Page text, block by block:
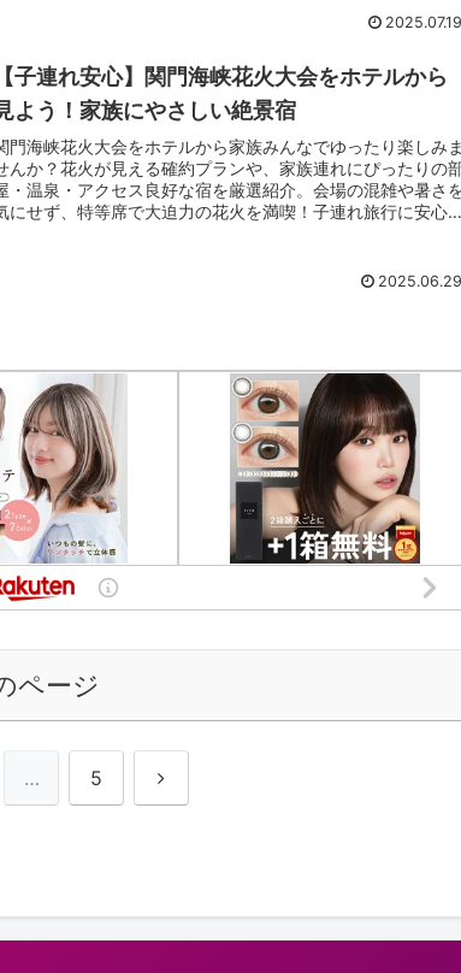
上がります、という印象です。#### 口コミリンク誘導文章
ックしてみてくださいね。◆◆「実際の口コミを見てみる＞
」バナー1◆◆### 「カニ食べ放題」な人におすすめのプラ
#### プラン概要文章冬季はカニ食べ放題バイキングや「カ
会席付き」など複数プランを設定。提供内容・時間・料金は
程で変動するため、プラン詳細の記載を要チェックです。
プランリンク誘導文章「今日は徹底してカニ食べ放題に
る？ それとも落ち着いて会席？」と相談しながら、希望日
合うプランを開いてみてください。◆◆「ピッタリプランを
豊北町神田。JR山陰本線阿川駅から車で約7分、中国道下関
と短めです。### ホテル紹介リンク#### ホテルバナー誘
章山口県の絶景とカニ食べ放題を両立したい方は要チェッ
。写真・プラン・口コミを一気に確認できます。◆◆ホテル
ナー1◆◆## 2章：「湯免温泉 湯免観光ホテル 名湯 ゆめの
」でしっとり和会席と温泉を### ホテルの特徴◆◆ホテル
観バナー2◆◆#### ホテル概要文章★2★「湯免温泉 湯免
光ホテル 名湯 ゆめの郷」★2★は、長門市の静かな里山に
む温泉旅館。うさぎ伝説が残る湯免温泉は肌あたりがやさし
、広々とした大浴場と貸切風呂で湯浴みを楽しめます。囲
・将棋の無料貸出や外国語での簡易対応もあり、素朴さと
さが心地よいホテルです。### カニ食べ放題#### マッチポ
ントリストの提示文章この「★2★湯免観光ホテル 名湯 ゆ
鍋付き特別膳」を提供* 和モダンの食事処でゆったり愉しめ
* 地産地消の懐石で山口県の旬を堪能◆◆リスト終了
キーワードの証明本宿はバイキング型のカニ食べ
・鍋など多彩で、量も満足感のある構成。価格は約8,800円
（日程で変動）。最寄の長門三隅駅から車でアクセスしやす
、元乃隅稲成神社や青海島観光とも組み合わせやすい立地で
みを押さえておきましょう。◆◆評価のレーダーチャート
レーダーチャート評価表| 項目 | 評価値 | 概要 ||
2025.07.19
子連れ安心】関門海峡花火大会をホテルから
よう！家族にやさしい絶景宿
門海峡花火大会をホテルから家族みんなでゆったり楽しみま
んか？花火が見える確約プランや、家族連れにぴったりの
・温泉・アクセス良好な宿を厳選紹介。会場の混雑や暑さ
にせず、特等席で大迫力の花火を満喫！子連れ旅行に安心な
2025.06.29
ページ
… 5 次